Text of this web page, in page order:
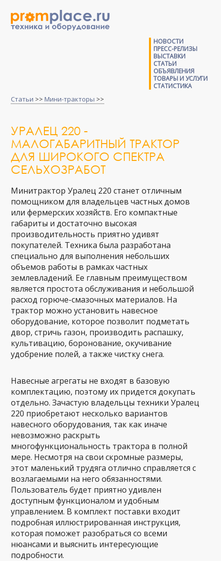
НОВОСТИ
ПРЕСС-РЕЛИЗЫ
ВЫСТАВКИ
СТАТЬИ
ОБЪЯВЛЕНИЯ
ТОВАРЫ И УСЛУГИ
СТАТИСТИКА
Статьи >> Мини-тракторы >>
УРАЛЕЦ 220 -
МАЛОГАБАРИТНЫЙ ТРАКТОР
ДЛЯ ШИРОКОГО СПЕКТРА
СЕЛЬХОЗРАБОТ
Минитрактор Уралец 220 станет отличным
помощником для владельцев частных домов
или фермерских хозяйств. Его компактные
габариты и достаточно высокая
производительность приятно удивят
покупателей. Техника была разработана
специально для выполнения небольших
объемов работы в рамках частных
землевладений. Ее главным преимуществом
является простота обслуживания и небольшой
расход горюче-смазочных материалов. На
трактор можно установить навесное
оборудование, которое позволит подметать
двор, стричь газон, производить распашку,
культивацию, боронование, окучивание
удобрение полей, а также чистку снега.
Навесные агрегаты не входят в базовую
комплектацию, поэтому их придется докупать
отдельно. Зачастую владельцы техники Уралец
220 приобретают несколько вариантов
навесного оборудования, так как иначе
невозможно раскрыть
многофункциональность трактора в полной
мере. Несмотря на свои скромные размеры,
этот маленький трудяга отлично справляется с
возлагаемыми на него обязанностями.
Пользователь будет приятно удивлен
доступным функционалом и удобным
управлением. В комплект поставки входит
подробная иллюстрированная инструкция,
которая поможет разобраться со всеми
нюансами и выяснить интересующие
подробности.